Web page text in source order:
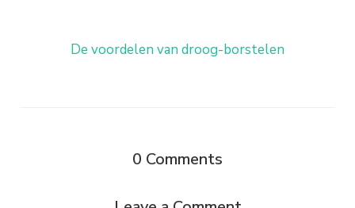
De voordelen van droog-borstelen
0 Comments